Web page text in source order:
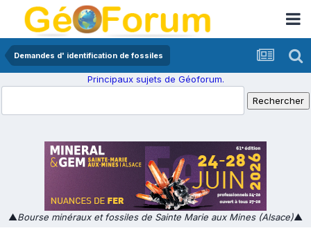
Demandes d' identification de fossiles
Principaux sujets de Géoforum.
▲Bourse minéraux et fossiles de Sainte Marie aux Mines (Alsace)▲